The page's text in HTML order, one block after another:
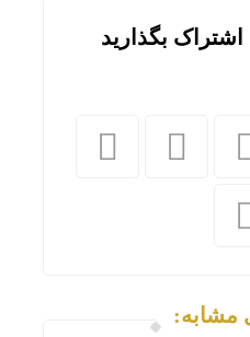
بگذارید
مشابه: